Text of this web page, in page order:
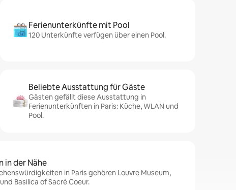
Ferienunterkünfte mit Pool
120 Unterkünfte verfügen über einen Pool.
Beliebte Ausstattung für Gäste
Gästen gefällt diese Ausstattung in
Ferienunterkünften in Paris: Küche, WLAN und
Pool.
in der Nähe
in Paris gehören Louvre Museum,
Basilica of Sacré Coeur.